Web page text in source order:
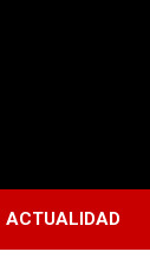
ACTUALIDAD